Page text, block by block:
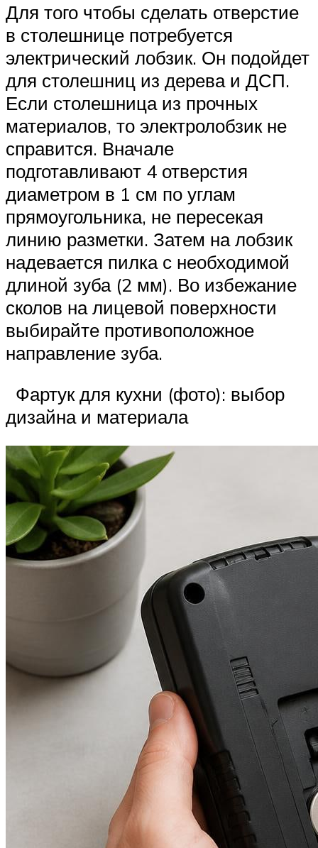
Для того чтобы сделать отверстие
в столешнице потребуется
электрический лобзик. Он подойдет
для столешниц из дерева и ДСП.
Если столешница из прочных
материалов, то электролобзик не
справится. Вначале
подготавливают 4 отверстия
диаметром в 1 см по углам
прямоугольника, не пересекая
линию разметки. Затем на лобзик
надевается пилка с необходимой
длиной зуба (2 мм). Во избежание
сколов на лицевой поверхности
выбирайте противоположное
направление зуба.
Фартук для кухни (фото): выбор
дизайна и материала